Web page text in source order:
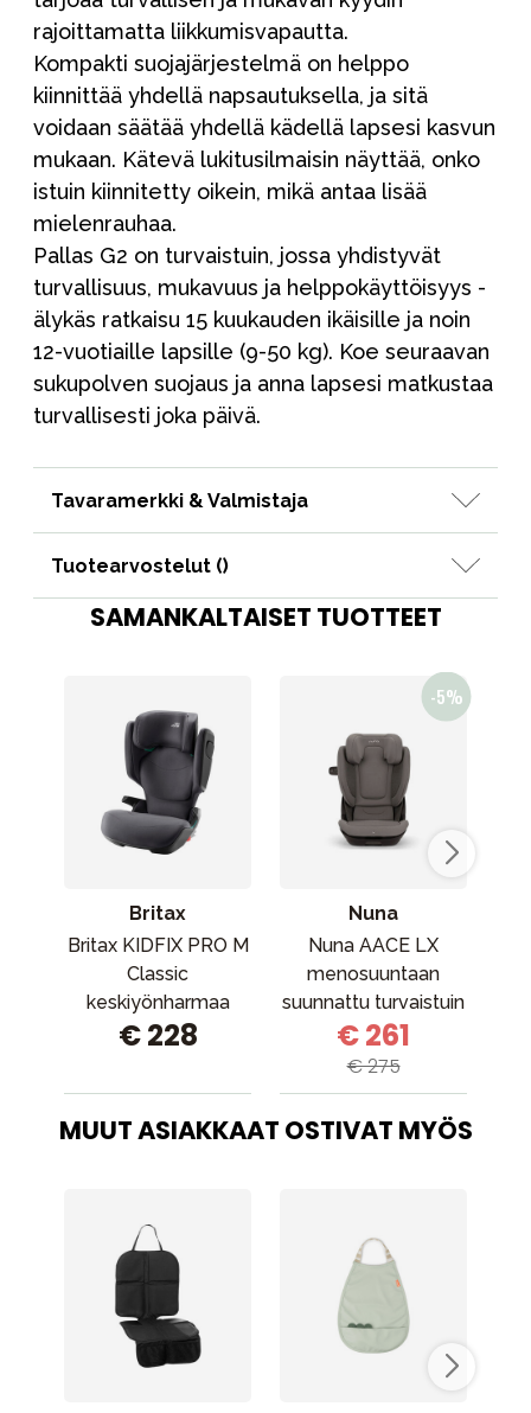
rajoittamatta liikkumisvapautta.
Kompakti suojajärjestelmä on helppo
kiinnittää yhdellä napsautuksella, ja sitä
voidaan säätää yhdellä kädellä lapsesi kasvun
mukaan. Kätevä lukitusilmaisin näyttää, onko
istuin kiinnitetty oikein, mikä antaa lisää
mielenrauhaa.
Pallas G2 on turvaistuin, jossa yhdistyvät
turvallisuus, mukavuus ja helppokäyttöisyys -
älykäs ratkaisu 15 kuukauden ikäisille ja noin
12-vuotiaille lapsille (9-50 kg). Koe seuraavan
sukupolven suojaus ja anna lapsesi matkustaa
turvallisesti joka päivä.
Tavaramerkki & Valmistaja
Tuotearvostelut ()
SAMANKALTAISET TUOTTEET
Britax
Britax KIDFIX PRO M
Classic
keskiyönharmaa
€ 228
Nuna
Nuna AACE LX
menosuuntaan
suunnattu turvaistuin
Ukkonen
€ 261
€ 275
MUUT ASIAKKAAT OSTIVAT MYÖS